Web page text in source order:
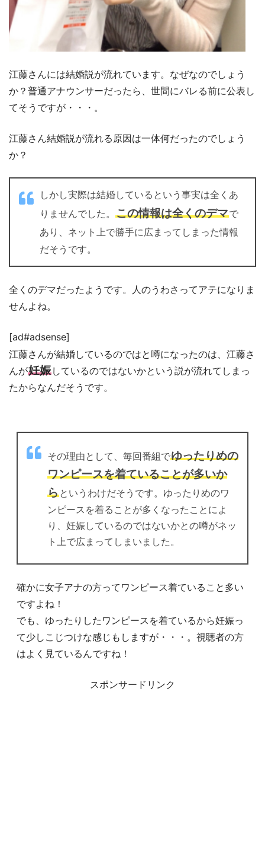
江藤さんには結婚説が流れています。なぜなのでしょう
か？普通アナウンサーだったら、世間にバレる前に公表し
てそうですが・・・。
江藤さん結婚説が流れる原因は一体何だったのでしょう
か？
しかし実際は結婚しているという事実は全くあ
りませんでした。 この情報は全くのデマで
あり、ネット上で勝手に広まってしまった情報
だそうです。
全くのデマだったようです。人のうわさってアテになりま
せんよね。
[ad#adsense]
江藤さんが結婚しているのではと噂になったのは、江藤さ
んが妊娠 しているのではないかという説が流れてしまっ
たからなんだそうです。
その理由として、毎回番組でゆったりめの
ワンピースを着ていることが多いか
らというわけだそうです。ゆったりめのワ
ンピースを着ることが多くなったことによ
り、妊娠しているのではないかとの噂がネッ
ト上で広まってしまいました。
確かに女子アナの方ってワンピース着ていること多い
ですよね！
でも、ゆったりしたワンピースを着ているから妊娠っ
て少しこじつけな感じもしますが・・・。視聴者の方
はよく見ているんですね！
スポンサードリンク